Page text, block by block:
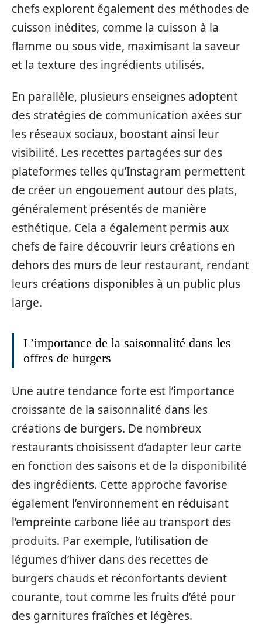
chefs explorent également des méthodes de
cuisson inédites, comme la cuisson à la
flamme ou sous vide, maximisant la saveur
et la texture des ingrédients utilisés.
En parallèle, plusieurs enseignes adoptent
des stratégies de communication axées sur
les réseaux sociaux, boostant ainsi leur
visibilité. Les recettes partagées sur des
plateformes telles qu’Instagram permettent
de créer un engouement autour des plats,
généralement présentés de manière
esthétique. Cela a également permis aux
chefs de faire découvrir leurs créations en
dehors des murs de leur restaurant, rendant
leurs créations disponibles à un public plus
large.
L’importance de la saisonnalité dans les
offres de burgers
Une autre tendance forte est l’importance
croissante de la saisonnalité dans les
créations de burgers. De nombreux
restaurants choisissent d’adapter leur carte
en fonction des saisons et de la disponibilité
des ingrédients. Cette approche favorise
également l’environnement en réduisant
l’empreinte carbone liée au transport des
produits. Par exemple, l’utilisation de
légumes d’hiver dans des recettes de
burgers chauds et réconfortants devient
courante, tout comme les fruits d’été pour
des garnitures fraîches et légères.